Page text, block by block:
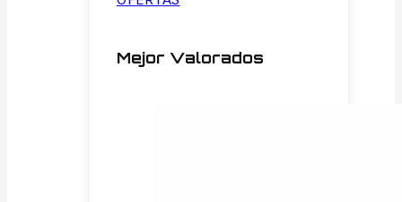
Mejor Valorados